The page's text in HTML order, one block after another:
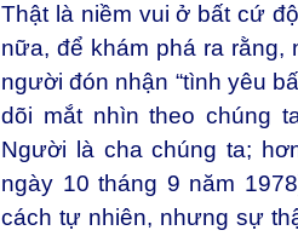
Thật là niềm vui ở bất cứ
nữa, để khám phá ra
người đón nhận “tình yêu
dõi mắt nhìn theo chúng
Người là cha chúng ta;
ngày 10 tháng 9 năm
cách tự nhiên, nhưng sự